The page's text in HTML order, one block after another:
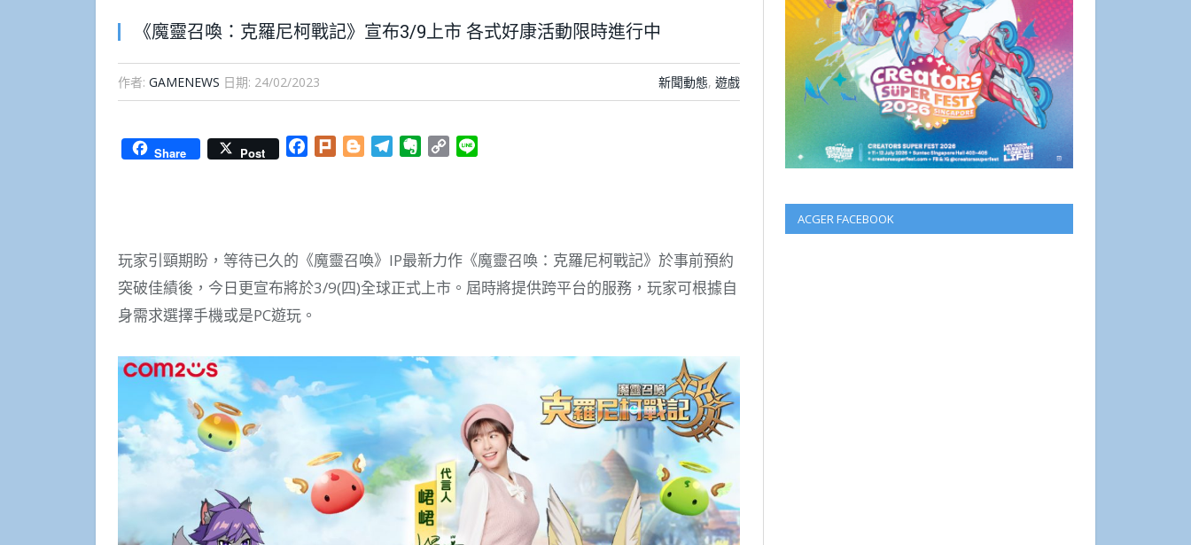
《魔靈召喚：克羅尼柯戰記》宣布3/9上市 各式好康活動限時進行中
作者: GAMENEWS 日期: 24/02/2023 新聞動態, 遊戲
Share Post Facebook
Plurk BloggerTelegramEvernote
Copy
玩家引頸期盼，等待已久的《魔靈召喚》IP最新力作《魔靈召喚：克羅尼柯戰記》於事前預約
突破佳績後，今日更宣布將於3/9(四)全球正式上市。屆時將提供跨平台的服務，玩家可根據自
身需求選擇手機或是PC遊玩。
ACGER FACEBOOK